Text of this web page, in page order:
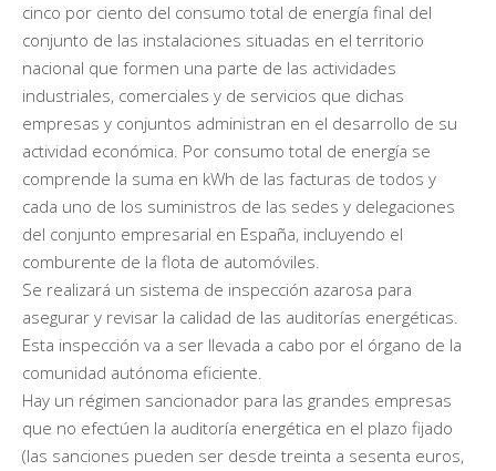
cinco por ciento del consumo total de energía final del
conjunto de las instalaciones situadas en el territorio
nacional que formen una parte de las actividades
industriales, comerciales y de servicios que dichas
empresas y conjuntos administran en el desarrollo de su
actividad económica. Por consumo total de energía se
comprende la suma en kWh de las facturas de todos y
cada uno de los suministros de las sedes y delegaciones
del conjunto empresarial en España, incluyendo el
comburente de la flota de automóviles.
Se realizará un sistema de inspección azarosa para
asegurar y revisar la calidad de las auditorías energéticas.
Esta inspección va a ser llevada a cabo por el órgano de la
comunidad autónoma eficiente.
Hay un régimen sancionador para las grandes empresas
que no efectúen la auditoría energética en el plazo fijado
(las sanciones pueden ser desde treinta a sesenta euros,